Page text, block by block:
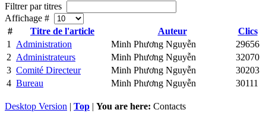
Filtrer par titres
Affichage #
#
Titre de l'article Auteur
Clics
1
Administration Minh Phương Nguyễn
29656
2 Administrateurs Minh Phương Nguyễn
32070
3 Comité Directeur Minh Phương Nguyễn
30203
4 Bureau Minh Phương Nguyễn 30111
Desktop Version | Top | You are here: Contacts